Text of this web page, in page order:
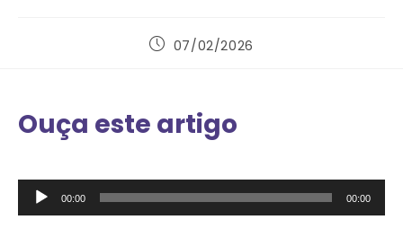
07/02/2026
Ouça este artigo
Tocador
de
00:00 00:00